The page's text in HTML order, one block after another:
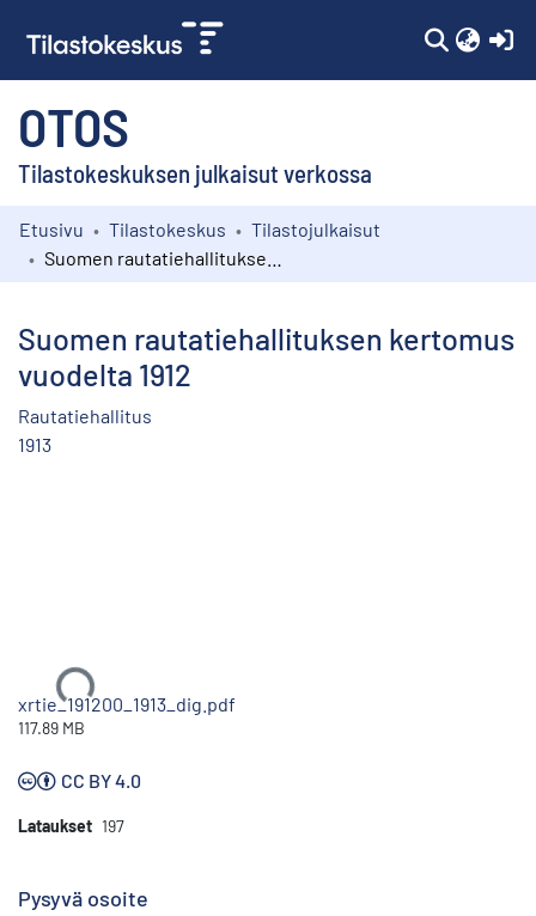
OTOS
Tilastokeskuksen julkaisut verkossa
Kokoelmat
Etusivu Tilastokeskus
Tilastojulkaisut
Suomen rautatiehallituksen kertomus
vuodelta 1912
Rautatiehallitus
1913
Ladataan...
xrtie_191200_1913_dig.pdf
117.89 MB
CC BY 4.0
Lataukset 197
Pysyvä osoite